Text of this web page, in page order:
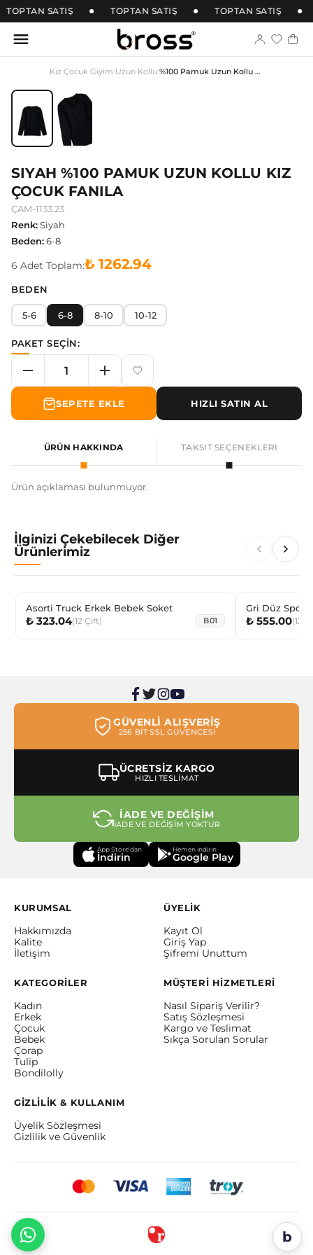
TOPTAN SATIŞ TOPTAN SATIŞ TOPTAN SATIŞ
Kız Çocuk Giyim›Uzun Kollu› %100 Pamuk Uzun Kollu Kız Çocuk Fanila
SIYAH %100 PAMUK UZUN KOLLU KIZ
ÇOCUK FANILA
ÇAM-1133.23
Renk:Siyah
Beden:6-8
6 Adet Toplam:₺ 1262.94
BEDEN
5-6 6-8 8-10 10-12
PAKET SEÇİN:
SEPETE EKLE HIZLI SATIN AL
ÜRÜN HAKKINDA TAKSIT SEÇENEKLERI
Ürün açıklaması bulunmuyor.
İlginizi Çekebilecek Diğer
Ürünlerimiz
Asorti Truck Erkek Bebek Soket
₺ 323.04(12 Çift) B01
Gri Düz Spor
₺ 555.00(12
GÜVENLİ ALIŞVERİŞ
256 BİT SSL GÜVENCESİ
ÜCRETSİZ KARGO
HIZLI TESLİMAT
İADE VE DEĞİŞİM
İADE VE DEĞİŞİM YOKTUR
App Store'dan
İndirin
Hemen indirin
Google Play
KURUMSAL
Hakkımızda
Kalite
İletişim
ÜYELİK
Kayıt Ol
Giriş Yap
Şifremi Unuttum
KATEGORİLER
Kadın
Erkek
Çocuk
Bebek
Çorap
Tulip
Bondilolly
MÜŞTERİ HİZMETLERİ
Nasıl Sipariş Verilir?
Satış Sözleşmesi
Kargo ve Teslimat
Sıkça Sorulan Sorular
GİZLİLİK & KULLANIM
Üyelik Sözleşmesi
Gizlilik ve Güvenlik
b